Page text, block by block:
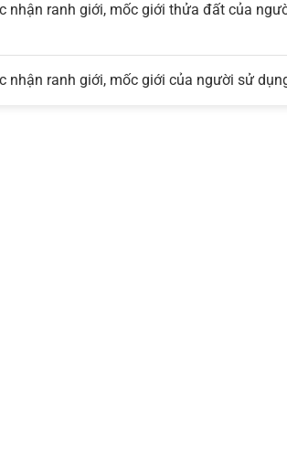
nhận ranh giới, mốc giới thửa đất của
nhận ranh giới, mốc giới của người sử